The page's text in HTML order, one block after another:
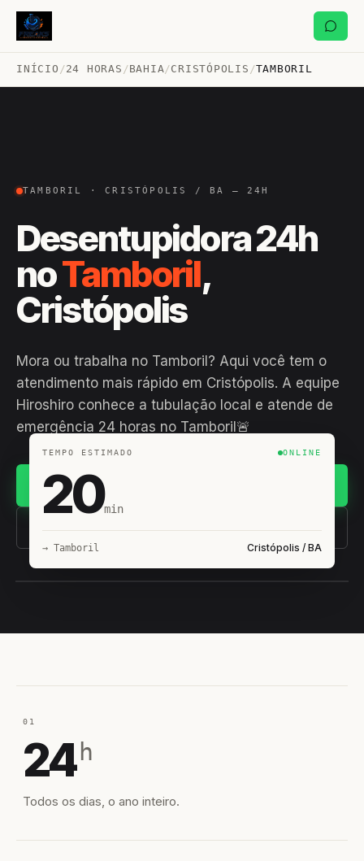
INÍCIO /24 HORAS /BAHIA/CRISTÓPOLIS /TAMBORIL
TAMBORIL · CRISTÓPOLIS / BA — 24H
Desentupidora 24h
noTamboril,
Cristópolis
Mora ou trabalha no Tamboril? Aqui você tem o
atendimento mais rápido em Cristópolis. A equipe
Hiroshiro conhece a tubulação local e atende de
emergência 24 horas no Tamboril🚨
(11) 93407-8838
TEMPO ESTIMADO ONLINE
20min
→ Tamboril Cristópolis / BA
01
24 h
Todos os dias, o ano inteiro.